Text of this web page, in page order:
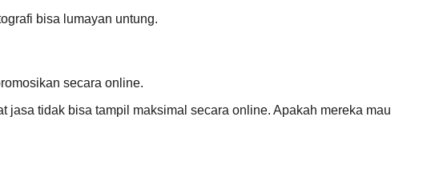
bisa lumayan untung.
secara online.
tidak bisa tampil maksimal secara online. Apakah mereka mau